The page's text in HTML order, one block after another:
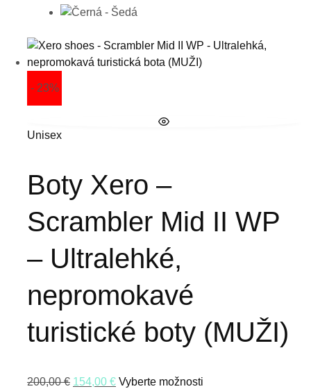
- 23%
Unisex
Boty Xero –
Scrambler Mid II WP
– Ultralehké,
nepromokavé
turistické boty (MUŽI)
200,00€ 154,00 € Vyberte možnosti